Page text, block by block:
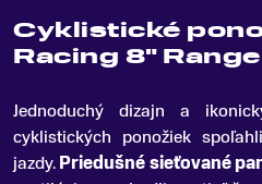
Cyklistické
Racing 8"
Jednoduchý dizajn a
cyklistických ponožiek
jazdy.Priedušné sieťované